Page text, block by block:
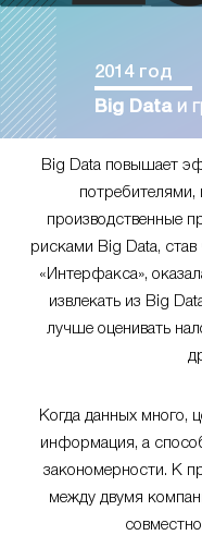
2014 год
Big Dataи
Big Data повышает
потребителями,
производственные
рисками Big Data,
«Интерфакса»,
извлекать из Big
лучше оценивать
Когда данных много,
информация, а
закономерности. К
между двумя